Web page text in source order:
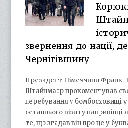
звернення до нації,
Чернігівщину
Президент Німеччини Франк-
Штайнмаєр прокоментував
перебування у бомбосховищі у
останнього візиту
те, що згадав він про це у